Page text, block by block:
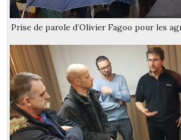
Prise de parole d’Olivier Fagoo pour les